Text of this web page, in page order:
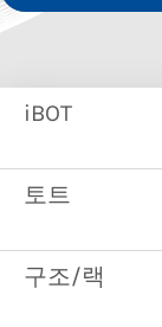
iBOT
토트
구조/랙